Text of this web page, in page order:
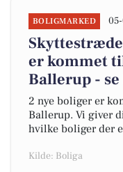
BOLIGMARKED
er kommet
Ballerup -
2 nye boliger er
Ballerup. Vi giver
hvilke boliger der
Kilde: Boliga